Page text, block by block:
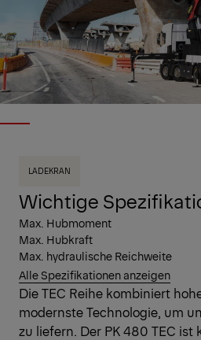
LADEKRAN
Wichtige
Max. Hubmoment
Max. Hubkraft
Max. hydraulische Reichweite
Alle Spezifikationen anzeigen
Die TEC Reihe kombiniert
modernste Technologie, um
zu liefern. Der PK 480 TEC ist